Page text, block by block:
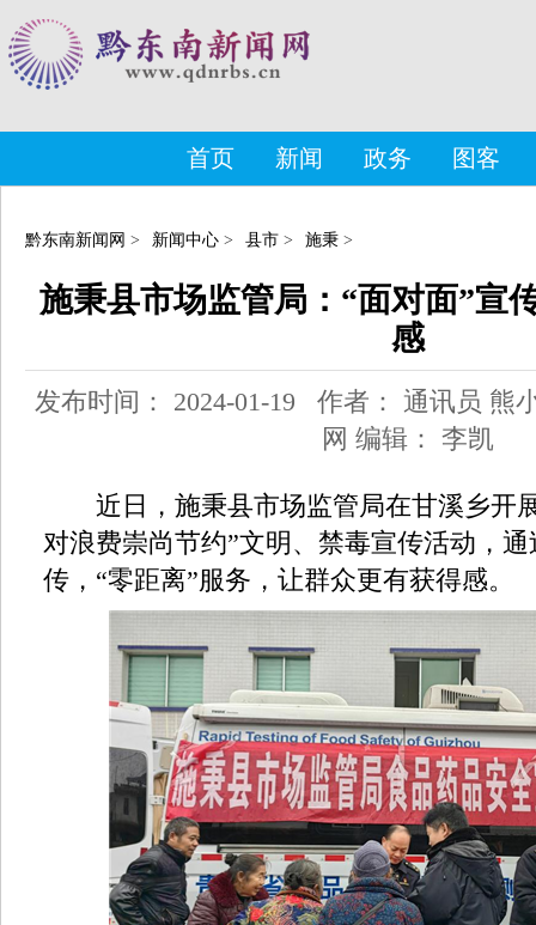
首页 新闻 政务 图客
黔东南新闻网 > 新闻中心 > 县市 > 施秉 >
施秉县市场监管局：“面对面”宣
感
发布时间： 2024-01-19 作者： 通讯员 熊
网 编辑： 李凯
近日，施秉县市场监管局在甘溪乡开
对浪费崇尚节约”文明、禁毒宣传活动，通
传，“零距离”服务，让群众更有获得感。